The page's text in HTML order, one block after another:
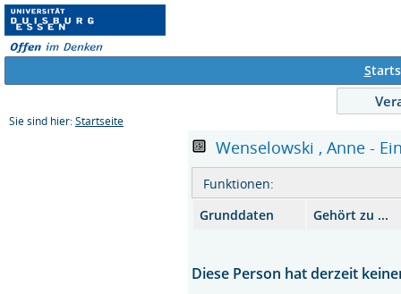
S
Sie sind hier: Startseite
Wenselowski , Anne -
Funktionen:
Grunddaten
Gehört zu ...
Diese Person hat derzeit